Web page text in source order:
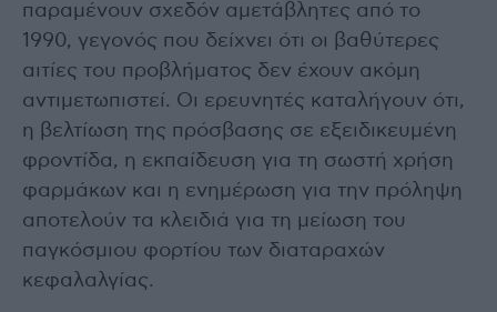
παραμένουν σχεδόν αμετάβλητες από το
1990, γεγονός που δείχνει ότι οι βαθύτερες
αιτίες του προβλήματος δεν έχουν ακόμη
αντιμετωπιστεί. Οι ερευνητές καταλήγουν ότι,
η βελτίωση της πρόσβασης σε εξειδικευμένη
φροντίδα, η εκπαίδευση για τη σωστή χρήση
φαρμάκων και η ενημέρωση για την πρόληψη
αποτελούν τα κλειδιά για τη μείωση του
παγκόσμιου φορτίου των διαταραχών
κεφαλαλγίας.